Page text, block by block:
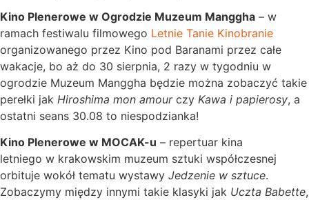
Kino Plenerowe w Ogrodzie Muzeum Manggha – w
ramach festiwalu filmowego Letnie Tanie Kinobranie
organizowanego przez Kino pod Baranami przez całe
wakacje, bo aż do 30 sierpnia, 2 razy w tygodniu w
ogrodzie Muzeum Manggha będzie można zobaczyć takie
perełki jak Hiroshima mon amourczy Kawa i papierosy, a
ostatni seans 30.08 to niespodzianka!
Kino Plenerowe w MOCAK-u – repertuar kina
letniego w krakowskim muzeum sztuki współczesnej
orbituje wokół tematu wystawy Jedzenie w sztuce.
Zobaczymy między innymi takie klasyki jak Uczta Babette,